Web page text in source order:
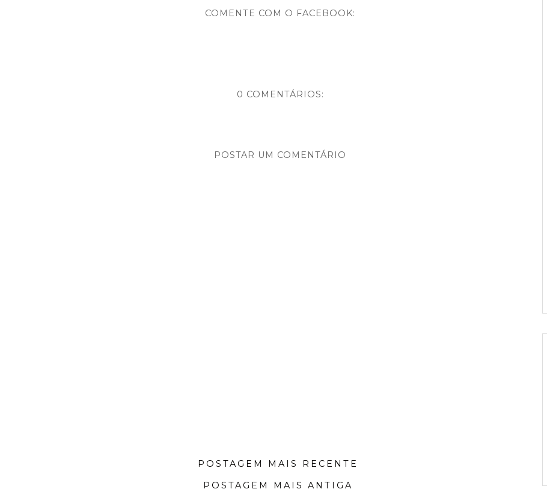
COMENTE COM O FACEBOOK:
0 COMENTÁRIOS:
POSTAR UM COMENTÁRIO
POSTAGEM MAIS RECENTE
POSTAGEM MAIS ANTIGA